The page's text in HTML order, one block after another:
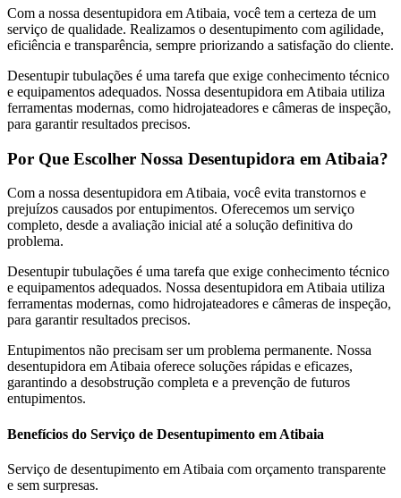
Com a nossa desentupidora em Atibaia, você tem a certeza de um
serviço de qualidade. Realizamos o desentupimento com agilidade,
eficiência e transparência, sempre priorizando a satisfação do cliente.
Desentupir tubulações é uma tarefa que exige conhecimento técnico
e equipamentos adequados. Nossa desentupidora em Atibaia utiliza
ferramentas modernas, como hidrojateadores e câmeras de inspeção,
para garantir resultados precisos.
Por Que Escolher Nossa Desentupidora em Atibaia?
Com a nossa desentupidora em Atibaia, você evita transtornos e
prejuízos causados por entupimentos. Oferecemos um serviço
completo, desde a avaliação inicial até a solução definitiva do
problema.
Desentupir tubulações é uma tarefa que exige conhecimento técnico
e equipamentos adequados. Nossa desentupidora em Atibaia utiliza
ferramentas modernas, como hidrojateadores e câmeras de inspeção,
para garantir resultados precisos.
Entupimentos não precisam ser um problema permanente. Nossa
desentupidora em Atibaia oferece soluções rápidas e eficazes,
garantindo a desobstrução completa e a prevenção de futuros
entupimentos.
Benefícios do Serviço de Desentupimento em Atibaia
Serviço de desentupimento em Atibaia com orçamento transparente
e sem surpresas.